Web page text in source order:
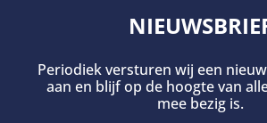
Periodiek versturen wij een
aan en blijf op de hoogte van
mee bezig is.